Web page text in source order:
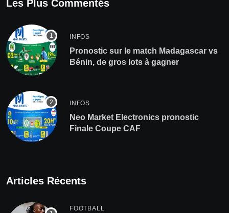
Les Plus Commentés
INFOS
Pronostic sur le match Madagascar vs
Bénin, de gros lots à gagner
INFOS
Neo Market Electronics pronostic
Finale Coupe CAF
Articles Récents
FOOTBALL